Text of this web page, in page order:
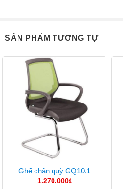
SẢN PHẨM TƯƠNG TỰ
Ghế chân quỳ GQ10.1
1.270.000₫